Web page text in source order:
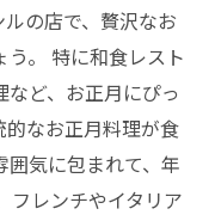
の店で、贅沢なお
。 特に和食レスト
ど、お正月にぴっ
的なお正月料理が食
気に包まれて、年
フレンチやイタリア